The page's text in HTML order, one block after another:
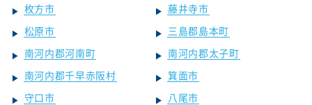
枚方市
藤井寺市
松原市
三島郡島本町
南河内郡河南町
南河内郡太子町
南河内郡千早赤阪村
箕面市
守口市
八尾市